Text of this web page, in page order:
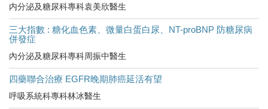
内分泌及糖尿科專科袁美欣醫生
三大指數 : 糖化血色素、微量白蛋白尿、NT-proBNP 防糖尿病
併發症
內分泌及糖尿科專科周振中醫生
四藥聯合治療 EGFR晚期肺癌延活有望
呼吸系統科專科林冰醫生